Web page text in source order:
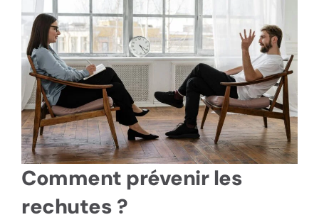
Comment prévenir les
rechutes ?